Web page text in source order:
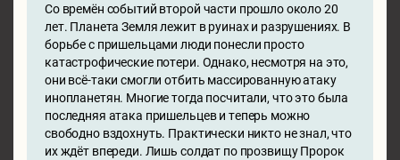
Со времён событий второй части прошло около 20
лет. Планета Земля лежит в руинах и разрушениях. В
борьбе с пришельцами люди понесли просто
катастрофические потери. Однако, несмотря на это,
они всё-таки смогли отбить массированную атаку
инопланетян. Многие тогда посчитали, что это была
последняя атака пришельцев и теперь можно
свободно вздохнуть. Практически никто не знал, что
их ждёт впереди. Лишь солдат по прозвищу Пророк